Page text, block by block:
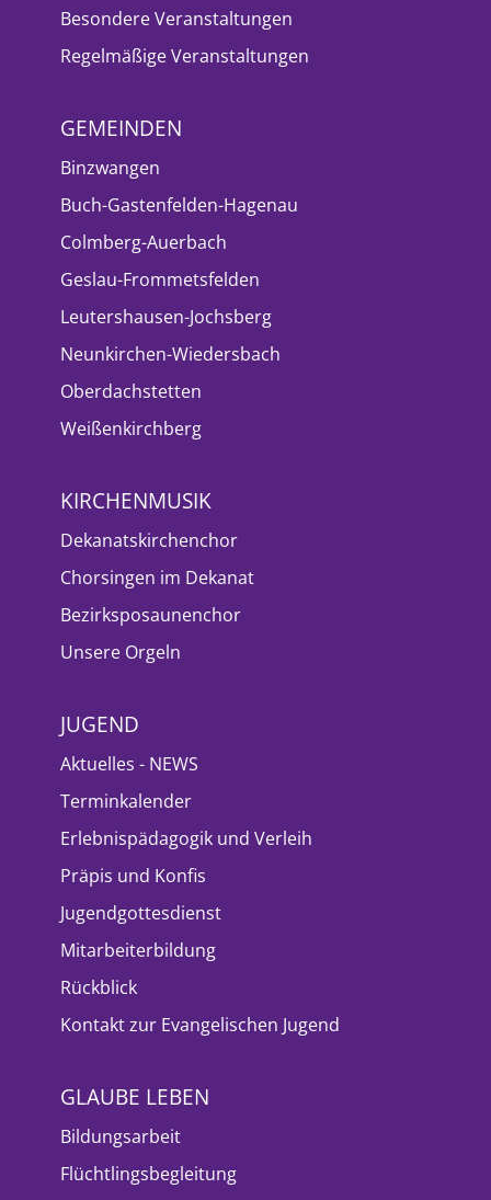
Besondere Veranstaltungen
Regelmäßige Veranstaltungen
GEMEINDEN
Binzwangen
Buch-Gastenfelden-Hagenau
Colmberg-Auerbach
Geslau-Frommetsfelden
Leutershausen-Jochsberg
Neunkirchen-Wiedersbach
Oberdachstetten
Weißenkirchberg
KIRCHENMUSIK
Dekanatskirchenchor
Chorsingen im Dekanat
Bezirksposaunenchor
Unsere Orgeln
JUGEND
Aktuelles - NEWS
Terminkalender
Erlebnispädagogik und Verleih
Präpis und Konfis
Jugendgottesdienst
Mitarbeiterbildung
Rückblick
Kontakt zur Evangelischen Jugend
GLAUBE LEBEN
Bildungsarbeit
Flüchtlingsbegleitung